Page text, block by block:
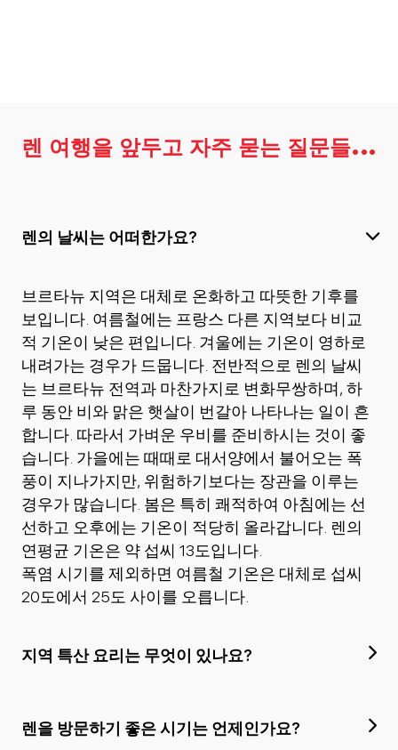
렌 여행을 앞두고 자주 묻는 질문들…
렌의 날씨는 어떠한가요?
브르타뉴 지역은 대체로 온화하고 따뜻한 기후를
보입니다. 여름철에는 프랑스 다른 지역보다 비교
적 기온이 낮은 편입니다. 겨울에는 기온이 영하로
내려가는 경우가 드뭅니다. 전반적으로 렌의 날씨
는 브르타뉴 전역과 마찬가지로 변화무쌍하며, 하
루 동안 비와 맑은 햇살이 번갈아 나타나는 일이 흔
합니다. 따라서 가벼운 우비를 준비하시는 것이 좋
습니다. 가을에는 때때로 대서양에서 불어오는 폭
풍이 지나가지만, 위험하기보다는 장관을 이루는
경우가 많습니다. 봄은 특히 쾌적하여 아침에는 선
선하고 오후에는 기온이 적당히 올라갑니다. 렌의
연평균 기온은 약 섭씨 13도입니다.
폭염 시기를 제외하면 여름철 기온은 대체로 섭씨
20도에서 25도 사이를 오릅니다.
지역 특산 요리는 무엇이 있나요?
렌을 방문하기 좋은 시기는 언제인가요?